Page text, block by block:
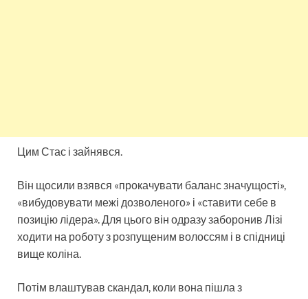
Цим Стас і зайнявся.
Він щосили взявся «прокачувати баланс значущості»,
«вибудовувати межі дозволеного» і «ставити себе в
позицію лідера». Для цього він одразу заборонив Лізі
ходити на роботу з розпущеним волоссям і в спідниці
вище коліна.
Потім влаштував скандал, коли вона пішла з